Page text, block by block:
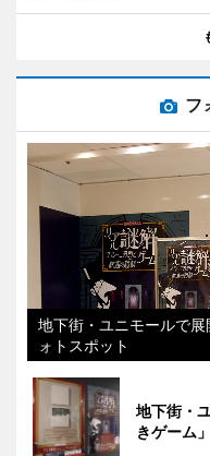
フ
地下街・ユニモールで
ォトスポット
地下街・
きゲーム